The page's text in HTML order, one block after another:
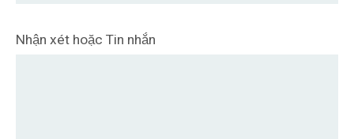
Nhận xét hoặc Tin nhắn